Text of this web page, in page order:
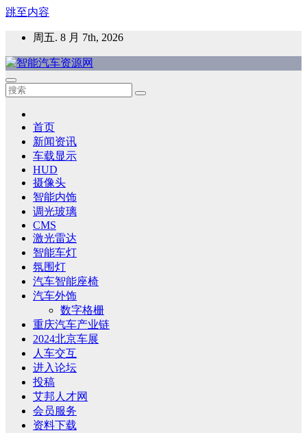
跳至内容
周五. 8 月 7th, 2026
智能汽车资源网
智能表面，智能内饰，新能源汽车，HMI，人车交互，智能车
首页
新闻资讯
车载显示
HUD
摄像头
智能内饰
调光玻璃
CMS
激光雷达
智能车灯
氛围灯
汽车智能座椅
汽车外饰
数字格栅
重庆汽车产业链
2024北京车展
人车交互
进入论坛
投稿
艾邦人才网
会员服务
资料下载